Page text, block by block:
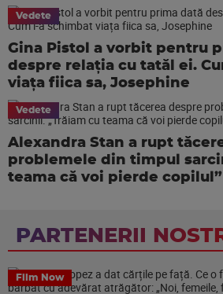
Vedete
Gina Pistol a vorbit pentru
despre relația cu tatăl ei.
viața fiica sa, Josephine
Vedete
Alexandra Stan a rupt
problemele din timpul
teama că voi pierde copilul”
PARTENERII
Film Now